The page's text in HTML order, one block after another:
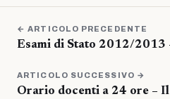
← ARTICOLO PRECEDENTE
Esami di Stato 2012/2013
ARTICOLO SUCCESSIVO →
Orario docenti a 24 ore –